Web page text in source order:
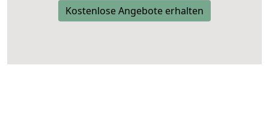
Kostenlose Angebote erhalten